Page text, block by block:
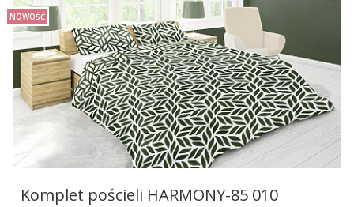
NOWOŚĆ
Komplet pościeli HARMONY-85 010